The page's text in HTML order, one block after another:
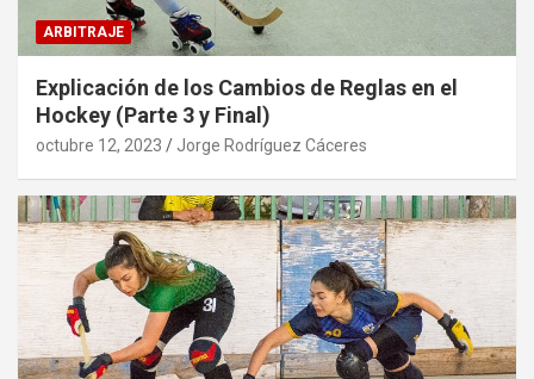
ARBITRAJE
Explicación de los Cambios de Reglas en el
Hockey (Parte 3 y Final)
octubre 12, 2023 Jorge Rodríguez Cáceres